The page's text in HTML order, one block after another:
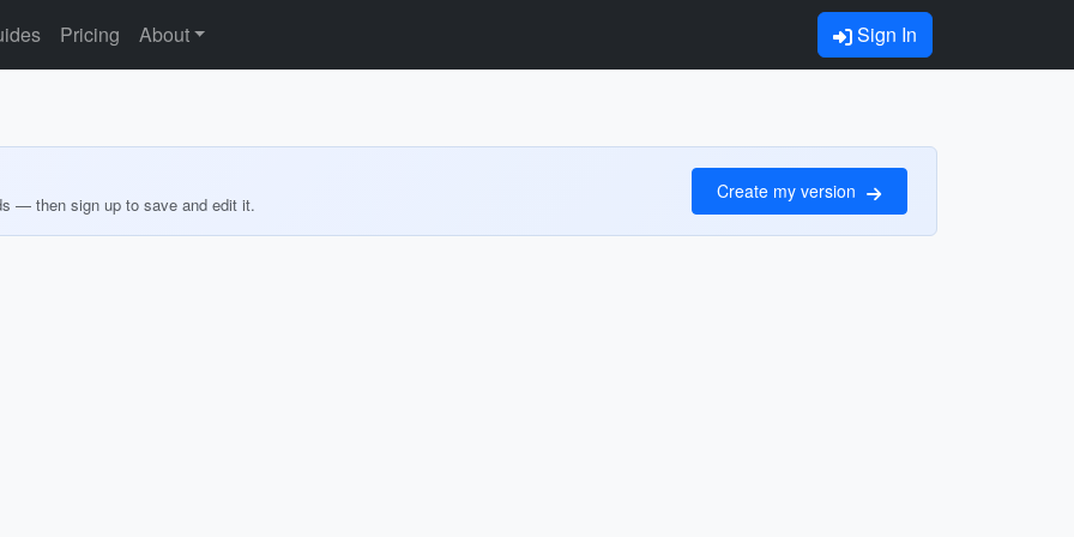
Pricing About Sign In
— then sign up to save and edit it.
Create my version